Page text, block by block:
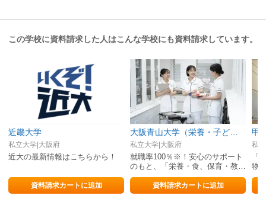
この学校に資料請求した人はこんな学校にも資料請求しています。
近畿大学
私立大学|大阪府
近大の最新情報はこちらから！
資料請求カートに追加
私立大学|大阪府
就職率100％※！安心のサポート
のもと、「栄養・食、保育・教
育、看護」のプロをめざす。
資料請求カートに追加
甲
私
「
物